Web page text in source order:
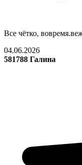
Все чётко,
04.06.2026
581788 Галина